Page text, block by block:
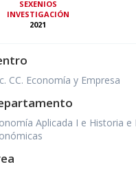
SEXENIOS
INVESTIGACIÓN
2021
CC. Economía y Empresa
Aplicada I e Historia e